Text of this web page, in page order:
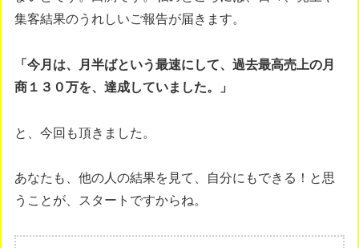
集客結果のうれしいご報告が届きます。
「今月は、月半ばという最速にして、過去最高売上の月
商１３０万を、達成していました。」
と、今回も頂きました。
あなたも、他の人の結果を見て、自分にもできる！と思
うことが、スタートですからね。